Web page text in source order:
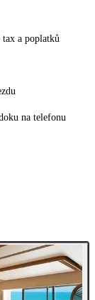
a poplatků
na telefonu